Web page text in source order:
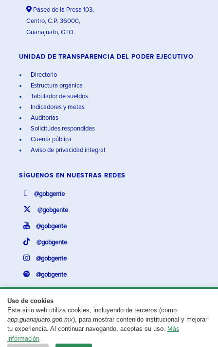
Uso de cookies
Este sitio web utiliza cookies, incluyendo de terceros (como
app.guanajuato.gob.mx), para mostrar contenido institucional y mejorar
tu experiencia. Al continuar navegando, aceptas su uso. Más
información
Paseo de la Presa 103,
Centro, C.P. 36000,
Guanajuato, GTO.
UNIDAD DE TRANSPARENCIA DEL PODER EJECUTIVO
Directorio
Estructura orgánica
Tabulador de sueldos
Indicadores y metas
Auditorías
Solicitudes respondidas
Cuenta pública
Aviso de privacidad integral
SÍGUENOS EN NUESTRAS REDES
@gobgente
@gobgente
@gobgente
@gobgente
@gobgente
@gobgente
¿Existe algún problema con esta página?Repórtalo aquí.
Aviso legal